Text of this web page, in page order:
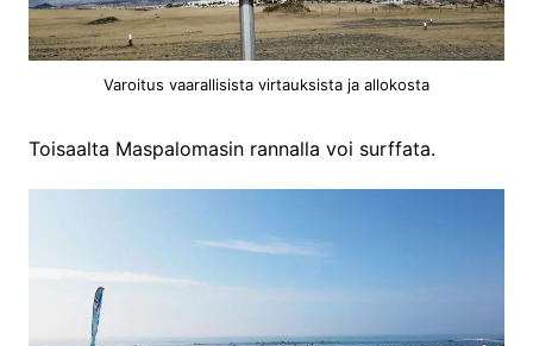
Varoitus vaarallisista virtauksista ja allokosta
Toisaalta Maspalomasin rannalla voi surffata.